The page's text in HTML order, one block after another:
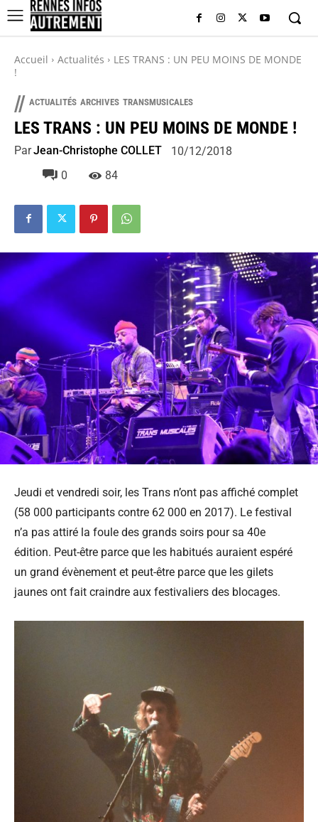
Accueil Actualités
LES TRANS : UN PEU MOINS DE MONDE
!
// ACTUALITÉS ARCHIVES TRANSMUSICALES
LES TRANS : UN PEU MOINS DE MONDE !
ParJean-Christophe COLLET
10/12/2018
0
84
Jeudi et vendredi soir, les Trans n’ont pas affiché complet
(58 000 participants contre 62 000 en 2017). Le festival
n’a pas attiré la foule des grands soirs pour sa 40e
édition. Peut-être parce que les habitués auraient espéré
un grand évènement et peut-être parce que les gilets
jaunes ont fait craindre aux festivaliers des blocages.